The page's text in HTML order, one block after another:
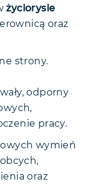
życiorysie
oraz
strony.
odporny
pracy.
wymień
oraz